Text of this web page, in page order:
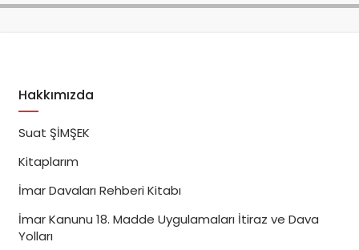
Hakkımızda
Suat ŞİMŞEK
Kitaplarım
İmar Davaları Rehberi Kitabı
İmar Kanunu 18. Madde Uygulamaları İtiraz ve Dava
Yolları